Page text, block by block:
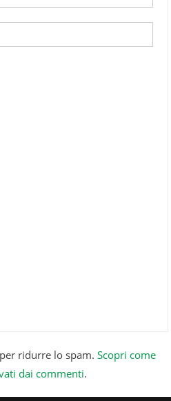
ridurre lo spam.Scopri come
dai commenti.